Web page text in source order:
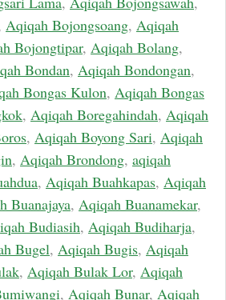
Aqiqah Bojongsoang, Aqiqah
Bojongtipar, Aqiqah Bolang,
Bondan, Aqiqah Bondongan,
Bongas Kulon, Aqiqah Bongas
, Aqiqah Boregahindah, Aqiqah
, Aqiqah Boyong Sari, Aqiqah
, Aqiqah Brondong, aqiqah
, Aqiqah Buahkapas, Aqiqah
Buanajaya, Aqiqah Buanamekar,
Budiasih, Aqiqah Budiharja,
Bugel, Aqiqah Bugis, Aqiqah
, Aqiqah Bulak Lor, Aqiqah
, Aqiqah Bunar, Aqiqah